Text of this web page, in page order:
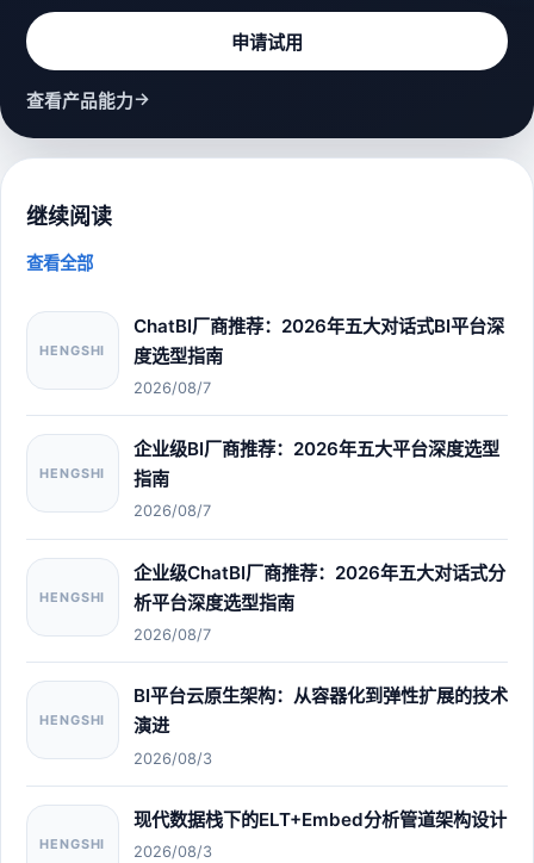
申请试用
查看产品能力→
继续阅读
查看全部
HENGSHI
ChatBI厂商推荐：2026年五大对话式BI平台深
度选型指南
2026/08/7
HENGSHI
企业级BI厂商推荐：2026年五大平台深度选型
指南
2026/08/7
HENGSHI
企业级ChatBI厂商推荐：2026年五大对话式分
析平台深度选型指南
2026/08/7
HENGSHI
BI平台云原生架构：从容器化到弹性扩展的技术
演进
2026/08/3
HENGSHI
现代数据栈下的ELT+Embed分析管道架构设计
2026/08/3